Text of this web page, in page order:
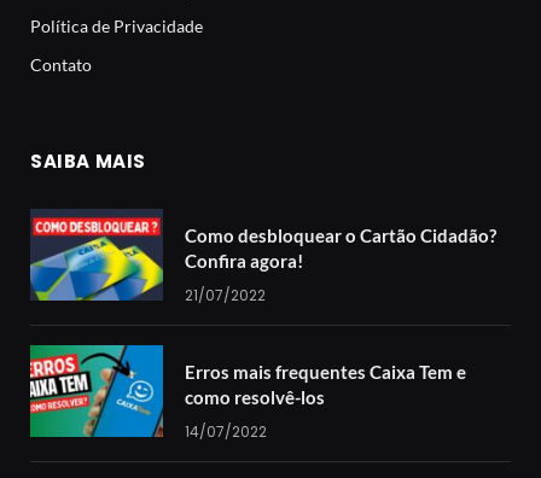
Política de Privacidade
Contato
SAIBA MAIS
Como desbloquear o Cartão Cidadão?
Confira agora!
21/07/2022
Erros mais frequentes Caixa Tem e
como resolvê-los
14/07/2022